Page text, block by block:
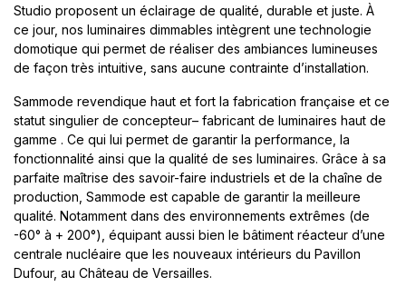
Studio proposent un éclairage de qualité, durable et juste. À
ce jour, nos luminaires dimmables intègrent une technologie
domotique qui permet de réaliser des ambiances lumineuses
de façon très intuitive, sans aucune contrainte d’installation.
Sammode revendique haut et fort la fabrication française et ce
statut singulier de concepteur– fabricant de luminaires haut de
gamme . Ce qui lui permet de garantir la performance, la
fonctionnalité ainsi que la qualité de ses luminaires. Grâce à sa
parfaite maîtrise des savoir-faire industriels et de la chaîne de
production, Sammode est capable de garantir la meilleure
qualité. Notamment dans des environnements extrêmes (de
-60° à + 200°), équipant aussi bien le bâtiment réacteur d’une
centrale nucléaire que les nouveaux intérieurs du Pavillon
Dufour, au Château de Versailles.